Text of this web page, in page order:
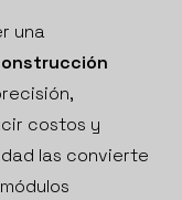
una
costos y
las convierte